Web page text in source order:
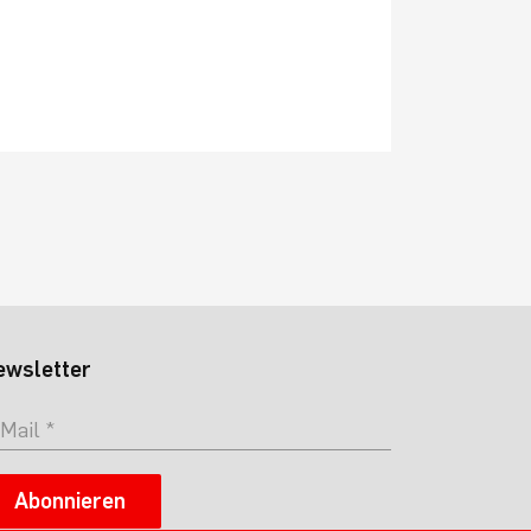
Abonnieren